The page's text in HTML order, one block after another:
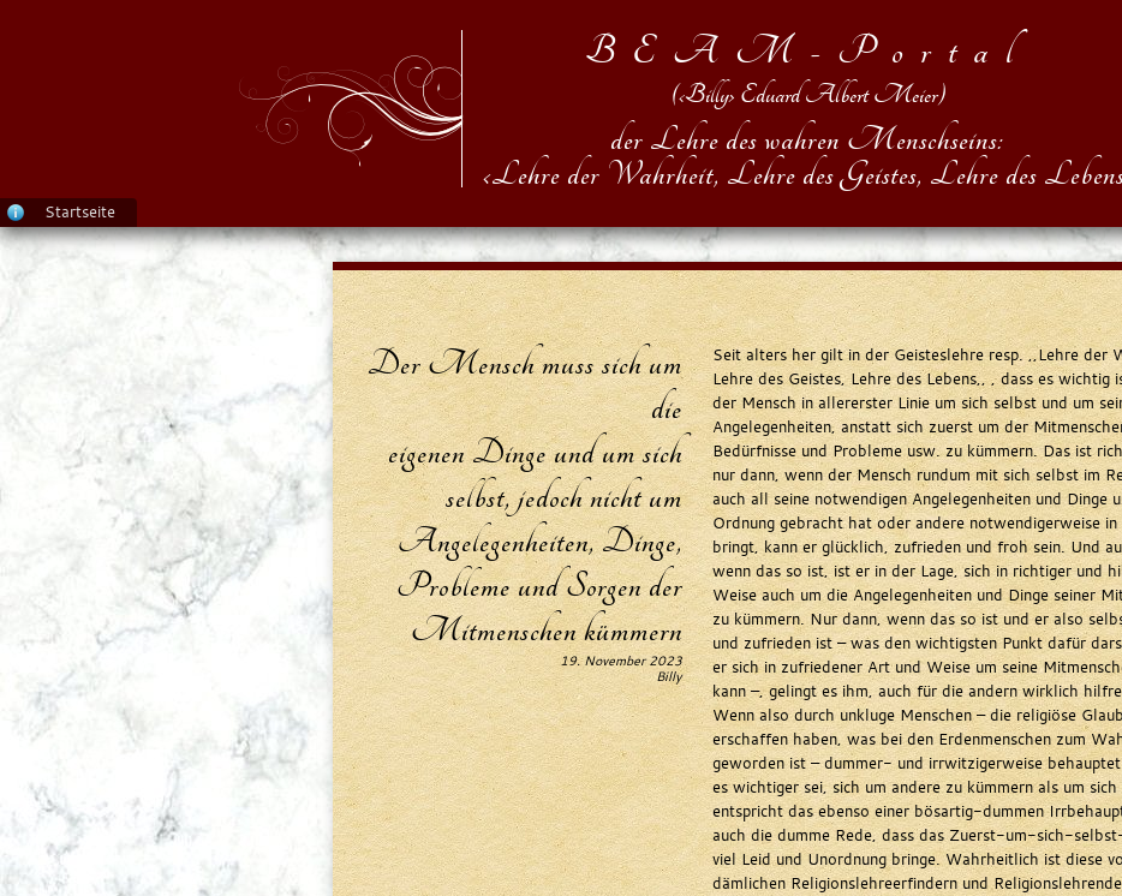
BEAM-Portal
(‹Billy› Eduard Albert Meier)
der Lehre des wahren Menschseins:
‹Lehre der Wahrheit, Lehre des Geistes, Lehre des
Startseite
Der Mensch muss sich um
die
eigenen Dinge und um sich
selbst, jedoch nicht um
Angelegenheiten, Dinge,
Probleme und Sorgen der
Mitmenschen kümmern
19. November 2023
Billy
Seit alters her gilt in der Geisteslehre resp. ,,Lehre der
Lehre des Geistes, Lehre des Lebens,, , dass es wichtig
der Mensch in allererster Linie um sich selbst und um
Angelegenheiten, anstatt sich zuerst um der
Bedürfnisse und Probleme usw. zu kümmern. Das ist
nur dann, wenn der Mensch rundum mit sich selbst im
auch all seine notwendigen Angelegenheiten und Dinge
Ordnung gebracht hat oder andere notwendigerweise in
bringt, kann er glücklich, zufrieden und froh sein. Und
wenn das so ist, ist er in der Lage, sich in richtiger und
Weise auch um die Angelegenheiten und Dinge seiner
zu kümmern. Nur dann, wenn das so ist und er also
und zufrieden ist – was den wichtigsten Punkt dafür
er sich in zufriedener Art und Weise um seine
kann –, gelingt es ihm, auch für die andern wirklich
Wenn also durch unkluge Menschen – die religiöse
erschaffen haben, was bei den Erdenmenschen zum
geworden ist – dummer- und irrwitzigerweise
es wichtiger sei, sich um andere zu kümmern als um
entspricht das ebenso einer bösartig-dummen
auch die dumme Rede, dass das Zuerst-um-sich-
viel Leid und Unordnung bringe. Wahrheitlich ist diese
dämlichen Religionslehreerfindern und